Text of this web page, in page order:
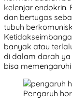
kelenjar endokrin.
dan bertugas
tubuh
banyak atau
di dalam darah
bisa
Pengaruh